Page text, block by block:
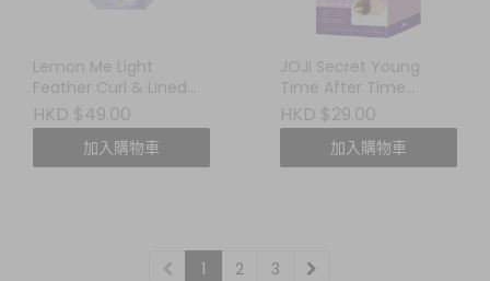
Lemon Me Light
Feather Curl & Lined
Up Mascara 輕羽捲翹睫
毛膏
HKD $49.00
加入購物車
JOJI Secret Young
Time After Time
Perfume Body Mist
(10ml 隨身瓶)
HKD $29.00
加入購物車
1 2 3